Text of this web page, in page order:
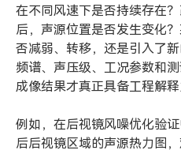
在不同风速下是否持续存在
后，声源位置是否发生变化
否减弱、转移，还是引入了
频谱、声压级、工况参数和
成像结果才真正具备工程解释
例如，在后视镜风噪优化验
后后视镜区域的声源热力图